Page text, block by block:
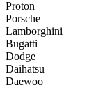
Proton
Porsche
Lamborghini
Bugatti
Dodge
Daihatsu
Daewoo